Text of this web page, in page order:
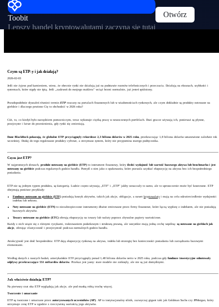
Toobit
Lepszy handel kryptowalutami zaczyna się tutaj
Otwórz
Czym są ETP-y i jak działają?
2026-02-03
Jeśli nie żyjesz pod kamieniem, wiesz, że obecnie rynki nie działają już na podstawie rozmów telefonicznych i przeczucia. Działają na ekranach, szybkości i
systemach, które nigdy nie śpią. Jeśli „zadzwoń do swojego maklera” wciąż brzmi normalnie, już jesteś spóźniony.
Prawdopodobnie słyszałeś również termin ETPrzucany na portalach finansowych lub w wiadomościach rynkowych, ale czym dokładnie są produkty notowane na
giełdzie i dlaczego powinno Cię to obchodzić w 2026 roku?
Cóż, to, co kiedyś było narzędziem pomocniczym, teraz wykonuje ciężką pracę w nowoczesnych portfelach. Duzi gracze używają ich, ponieważ są płynne,
przejrzyste i łatwe do przeniesienia, gdy rynki się zmieniają.
Dane BlackRock pokazują, że globalne ETP przyciągnęły rekordowe 2,3 biliona dolarów w 2025 roku, przekraczając 1,8 biliona dolarów ustanowione zaledwie rok
wcześniej. Dodaj do tego regulowane produkty cyfrowe, a otrzymasz system, który nie przypomina starego podręcznika.
Czym jest ETP?
W najprostszych słowach, produkt notowany na giełdzie (ETP)to instrument finansowy, który śledzi wydajność lub wartość bazowego aktywa lub benchmarku i jest
notowany na giełdziepodczas regularnych godzin handlu. Pomyśl o nim jako o opakowaniu, które pozwala uzyskać ekspozycję na aktywa bez ich bezpośredniego
posiadania.
ETP nie są jednym typem produktu, są kategorią. Ludzie często używają „ETF” i „ETP” jakby oznaczały to samo, ale to uproszczenie może być kosztowne. ETP
obejmują poniższe przykłady:
Fundusze notowane na giełdzie (ETF)posiadają koszyk aktywów, takich jak akcje, obligacje, a nawet kryptowalutyi mają na celu odzwierciedlenie wydajności
indeksu lub sektora.
Noty notowane na giełdzie (ETN)to niezabezpieczone instrumenty dłużne emitowane przez firmy finansowe, które łączą wypłatę z indeksem, ale nie posiadają
bazowych aktywów.
Towary notowane na giełdzie (ETC)oferują ekspozycję na towary lub waluty poprzez zbywalne papiery wartościowe.
Każdy z nich wiąże się z różnymi ryzykami, traktowaniem podatkowym i strukturą prawną, ale wszystkie mają jedną cechę wspólną: są notowane na giełdach jak
akcje, oferując elastyczność i przejrzystość podczas normalnych godzin handlu.
Atrakcyjność jest dość bezpośrednia: ETP dają ekspozycję rynkową na aktywa, indeks lub strategię bez konieczności posiadania lub zarządzania bazowymi
elementami.
Według danych z naszych badań, amerykańskie ETF przyciągnęły ponad 1,48 biliona dolarów netto w 2025 roku, podczas gdy fundusze inwestycyjne odnotowały
odpływy przekraczające 551 miliardów dolarów. Przekaz jest jasny: stare modele nie zniknęły, ale nie są już domyślnymi.
Jak właściwie działają ETP?
Na pierwszy rzut oka ETP wyglądają jak akcje, ale pod maską robią trochę więcej.
Tworzenie i umarzanie
ETP są tworzone i umarzane przez autoryzowanych uczestników (AP). AP to instytucjonalny silnik, zazwyczaj gigant taki jak Goldman Sachs czy JPMorgan, który
utrzymuje cenę ETP w zgodzie z rzeczywistą wartością jego aktywów.